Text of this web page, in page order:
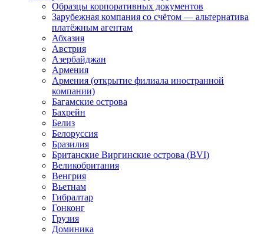
Образцы корпоративных документов
Зарубежная компания со счётом — альтернатива
платёжным агентам
Абхазия
Австрия
Азербайджан
Армения
Армения (открытие филиала иностранной
компании)
Багамские острова
Бахрейн
Белиз
Белоруссия
Бразилия
Британские Виргинские острова (BVI)
Великобритания
Венгрия
Вьетнам
Гибралтар
Гонконг
Грузия
Доминика